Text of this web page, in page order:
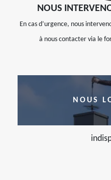
NOUS
En cas d’urgence, nous
à nous contacter via le
NOUS